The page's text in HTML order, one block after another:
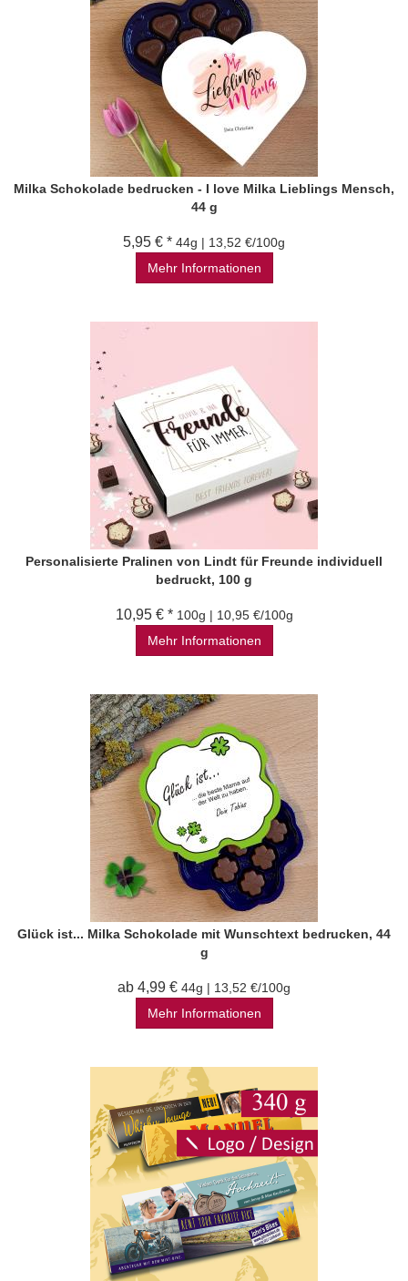
Milka Schokolade bedrucken - I love Milka Lieblings Mensch,
44 g
5,95 € * 44g | 13,52 €/100g
Mehr Informationen
Personalisierte Pralinen von Lindt für Freunde individuell
bedruckt, 100 g
10,95 € * 100g | 10,95 €/100g
Mehr Informationen
Glück ist... Milka Schokolade mit Wunschtext bedrucken, 44
g
ab 4,99 € 44g | 13,52 €/100g
Mehr Informationen